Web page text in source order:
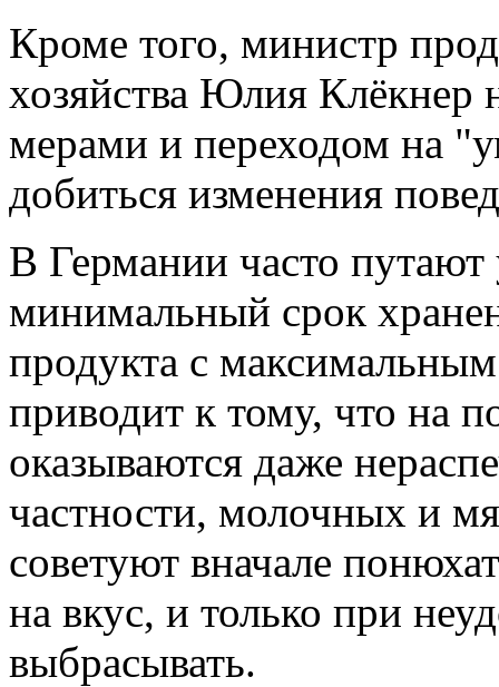
Кроме того, министр
хозяйства Юлия Клёкнер
мерами и переходом на
добиться изменения
В Германии часто путают
минимальный срок
продукта с
приводит к тому, что на
оказываются даже
частности, молочных и
советуют вначале
на вкус, и только при
выбрасывать.